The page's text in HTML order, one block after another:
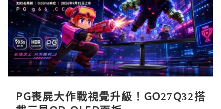
PG喪屍大作戰視覺升級！GO27Q32搭